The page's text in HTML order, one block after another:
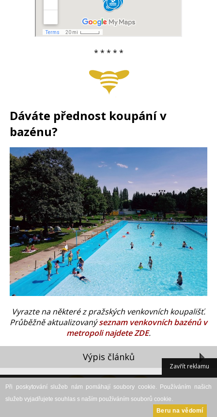
Při poskytování služeb nám pomáhají soubory cookie. Používáním našich
služeb vyjadřujete souhlas s naším používáním souborů cookie.
Beru na vědomí
Zavřít reklamu
* * * * *
Dáváte přednost koupání v
bazénu?
Vyrazte na některé z pražských venkovních koupališť.
Průběžně aktualizovanýseznam venkovních bazénů v
metropoli najdete ZDE.
Výpis článků